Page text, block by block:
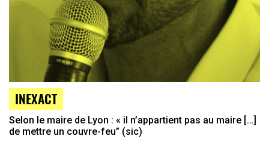
INEXACT
Selon le maire de Lyon : « il n’appartient pas au maire […]
de mettre un couvre-feu” (sic)